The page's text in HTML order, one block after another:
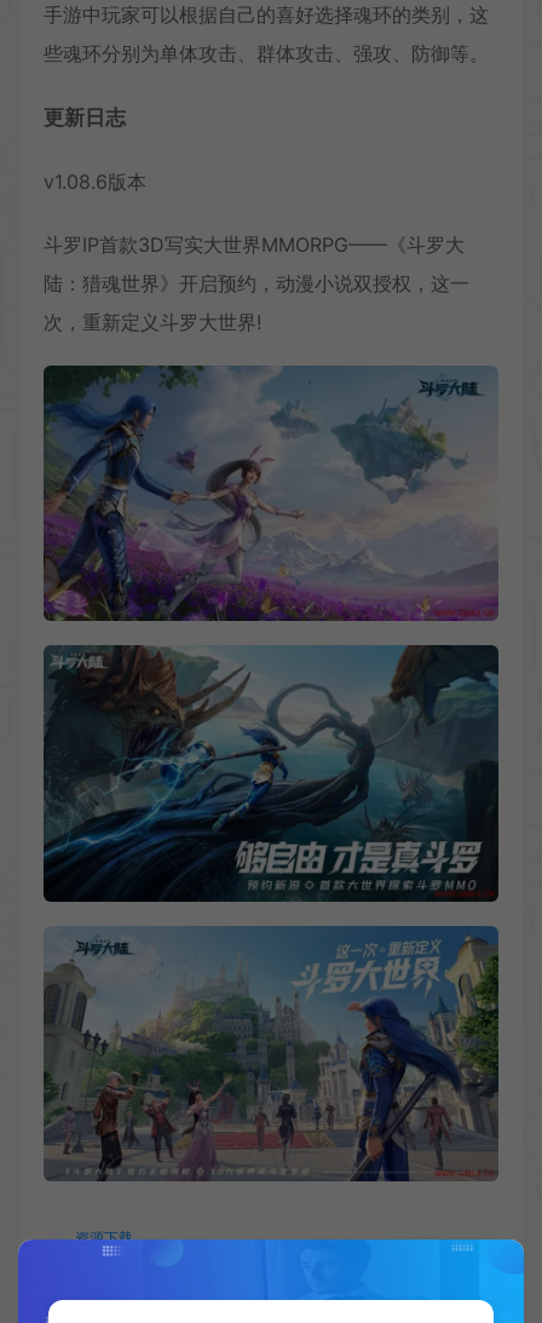
手游中玩家可以根据自己的喜好选择魂环的类别，这
些魂环分别为单体攻击、群体攻击、强攻、防御等。
更新日志
v1.08.6版本
斗罗IP首款3D写实大世界MMORPG——《斗罗大
陆：猎魂世界》开启预约，动漫小说双授权，这一
次，重新定义斗罗大世界!
资源下载